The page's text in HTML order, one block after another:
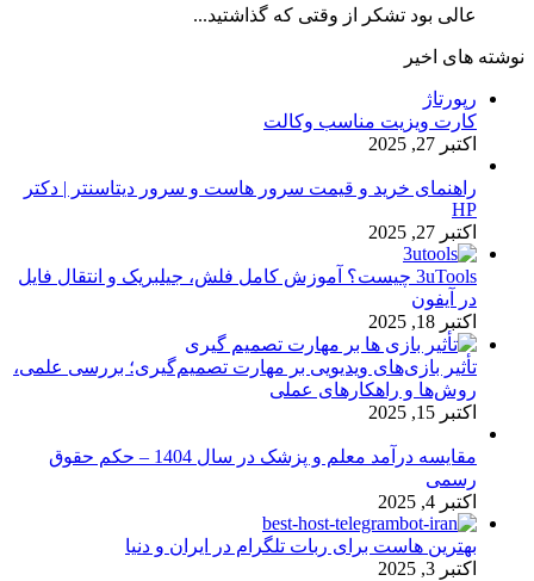
عالی بود تشکر از وقتی که گذاشتید...
نوشته های اخیر
رپورتاژ
کارت ویزیت مناسب وکالت
اکتبر 27, 2025
راهنمای خرید و قیمت سرور هاست و سرور دیتاسنتر | دکتر
HP
اکتبر 27, 2025
3uTools چیست؟ آموزش کامل فلش، جیلبریک و انتقال فایل
در آیفون
اکتبر 18, 2025
تأثیر بازی‌های ویدیویی بر مهارت تصمیم‌گیری؛ بررسی علمی،
روش‌ها و راهکارهای عملی
اکتبر 15, 2025
مقایسه درآمد معلم و پزشک در سال 1404 – حکم حقوق
رسمی
اکتبر 4, 2025
بهترین هاست برای ربات تلگرام در ایران و دنیا
اکتبر 3, 2025